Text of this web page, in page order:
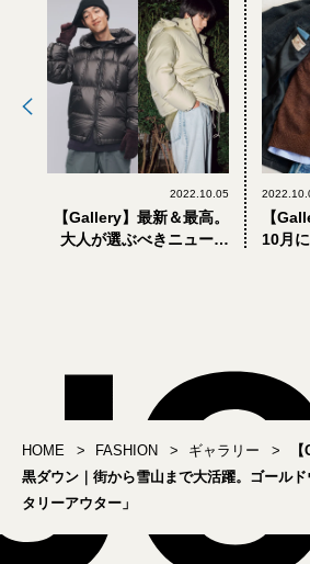
2022.10.05
【Gallery】最新＆最高。
大人が選ぶべきニュース
【
10月
HOME FASHION ギャラリー
黒ダウン｜街から雪山まで大活躍。ゴールド
タリーアウター」